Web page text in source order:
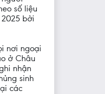
số liệu
bởi
nơi ngoại
ở Châu
nhận
sinh
các